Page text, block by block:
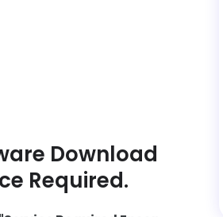
Download
Required.